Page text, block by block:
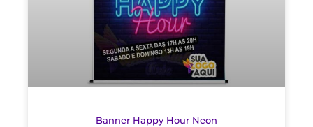
Banner Happy Hour Neon